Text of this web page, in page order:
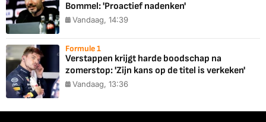
Bommel: 'Proactief nadenken'
Vandaag, 14:39
Formule 1
Verstappen krijgt harde boodschap na
zomerstop: 'Zijn kans op de titel is verkeken'
Vandaag, 13:36